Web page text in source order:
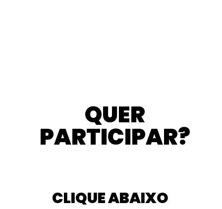
QUER
PARTICIPAR?
CLIQUE ABAIXO